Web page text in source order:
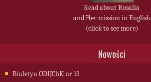
Read about Rosalia
and Her mission in English
(click to see more)
Nowości
Biuletyn ODIJChK nr 13